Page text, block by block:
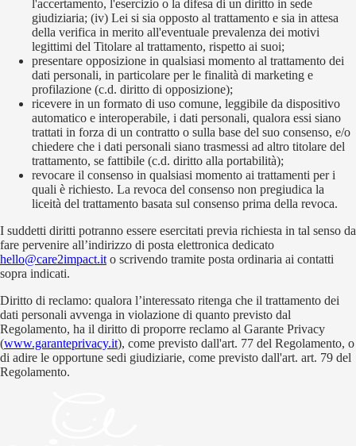
l'accertamento, l'esercizio o la difesa di un diritto in sede
giudiziaria; (iv) Lei si sia opposto al trattamento e sia in attesa
della verifica in merito all'eventuale prevalenza dei motivi
legittimi del Titolare al trattamento, rispetto ai suoi;
presentare opposizione in qualsiasi momento al trattamento dei
dati personali, in particolare per le finalità di marketing e
profilazione (c.d. diritto di opposizione);
ricevere in un formato di uso comune, leggibile da dispositivo
automatico e interoperabile, i dati personali, qualora essi siano
trattati in forza di un contratto o sulla base del suo consenso, e/o
chiedere che i dati personali siano trasmessi ad altro titolare del
trattamento, se fattibile (c.d. diritto alla portabilità);
revocare il consenso in qualsiasi momento ai trattamenti per i
quali è richiesto. La revoca del consenso non pregiudica la
liceità del trattamento basata sul consenso prima della revoca.
I suddetti diritti potranno essere esercitati previa richiesta in tal senso da
fare pervenire all’indirizzo di posta elettronica dedicato
hello@care2impact.it o scrivendo tramite posta ordinaria ai contatti
sopra indicati.
Diritto di reclamo: qualora l’interessato ritenga che il trattamento dei
dati personali avvenga in violazione di quanto previsto dal
Regolamento, ha il diritto di proporre reclamo al Garante Privacy
(www.garanteprivacy.it), come previsto dall'art. 77 del Regolamento, o
di adire le opportune sedi giudiziarie, come previsto dall'art. art. 79 del
Regolamento.